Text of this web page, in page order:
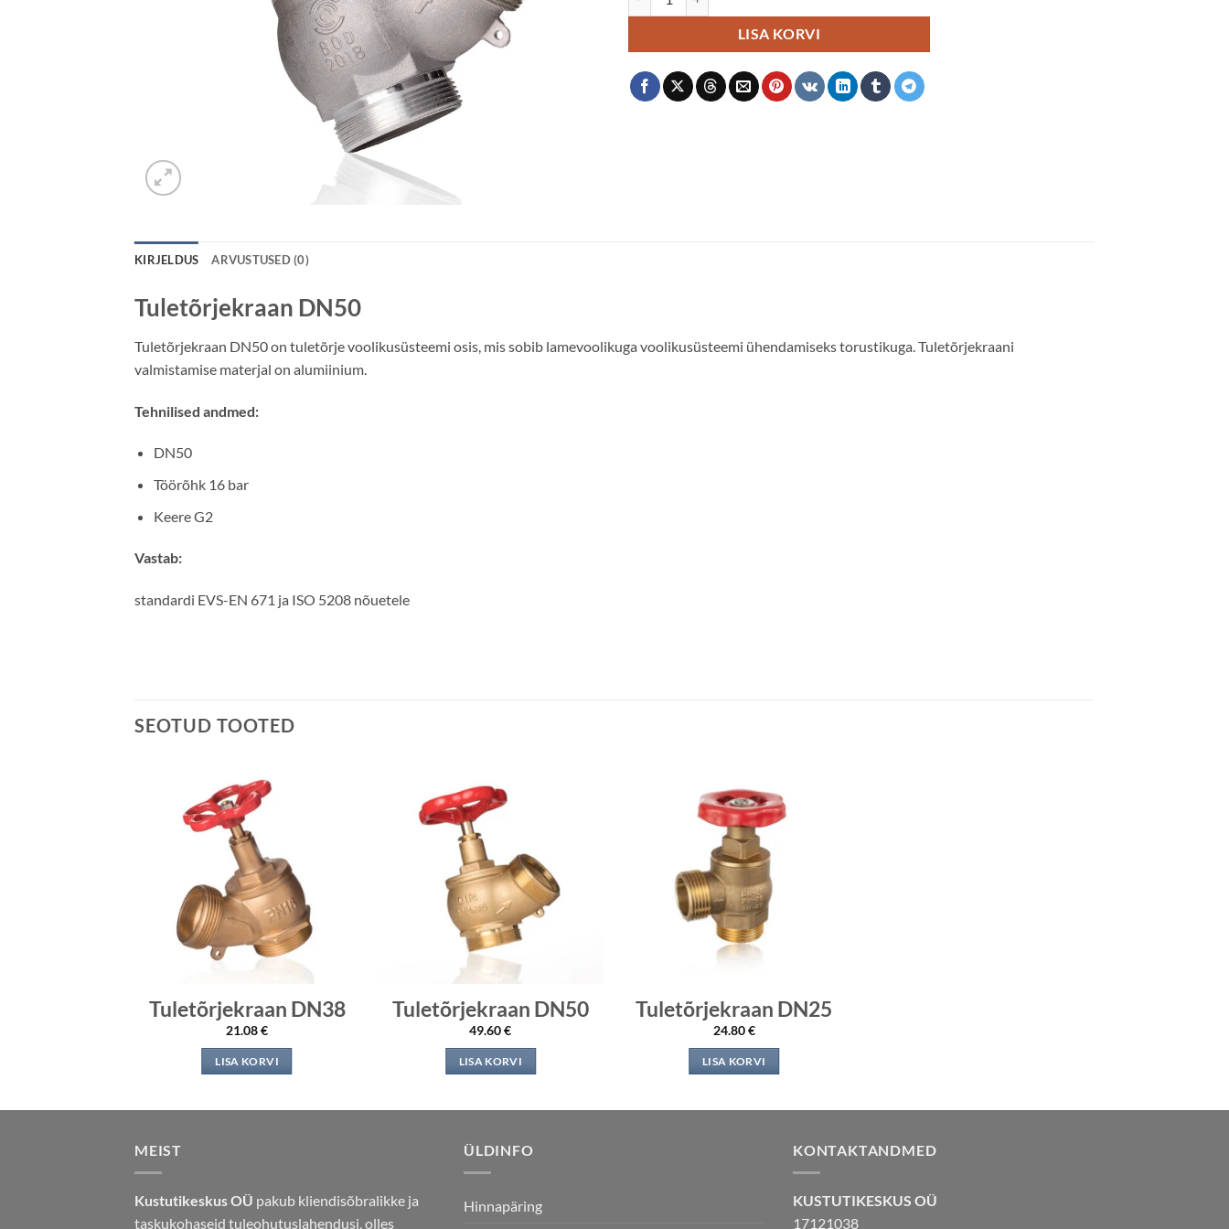
LISA KORVI
KIRJELDUS ARVUSTUSED (0)
Tuletõrjekraan DN50
Tuletõrjekraan DN50 on tuletõrje voolikusüsteemi osis, mis sobib lamevoolikuga voolikusüsteemi ühendamiseks torustikuga. Tuletõrjekraani
valmistamise materjal on alumiinium.
Tehnilised andmed:
DN50
Töörõhk 16 bar
Keere G2
Vastab:
standardi EVS-EN 671 ja ISO 5208 nõuetele
SEOTUD TOOTED
Tuletõrjekraan DN38
21.08€
LISA KORVI
Tuletõrjekraan DN50
49.60€
LISA KORVI
Tuletõrjekraan DN25
24.80€
LISA KORVI
MEIST
Kustutikeskus OÜ pakub kliendisõbralikke ja
taskukohaseid tuleohutuslahendusi, olles
ÜLDINFO
Hinnapäring
KONTAKTANDMED
KUSTUTIKESKUS OÜ
17121038